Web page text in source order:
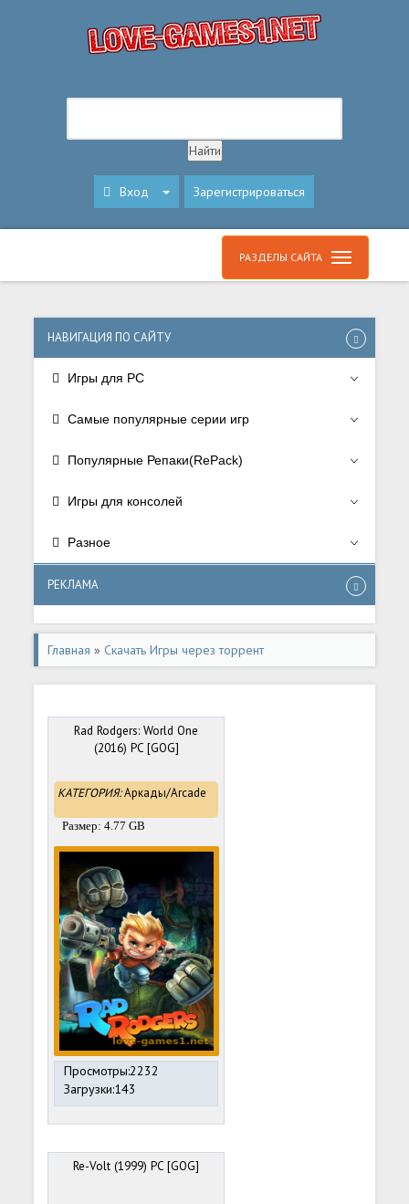
Вход Зарегистрироваться
РАЗДЕЛЫ САЙТА
НАВИГАЦИЯ ПО САЙТУ
Игры для PC
Самые популярные серии игр
Популярные Репаки(RePack)
Игры для консолей
Разное
РЕКЛАМА
Главная » Скачать Игры через торрент
Rad Rodgers: World One
(2016) PC [GOG]
КАТЕГОРИЯ:Аркады/Arcade
Размер: 4.77 GB
Просмотры:2232
Загрузки:143
Re-Volt (1999) PC [GOG]